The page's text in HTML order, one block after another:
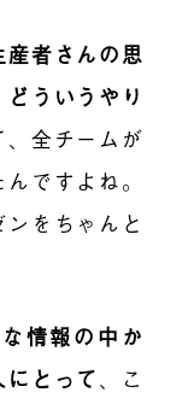
者さんの思
ういうやり
、全チームが
ですよね。
をちゃんと
情報の中か
とって、こ